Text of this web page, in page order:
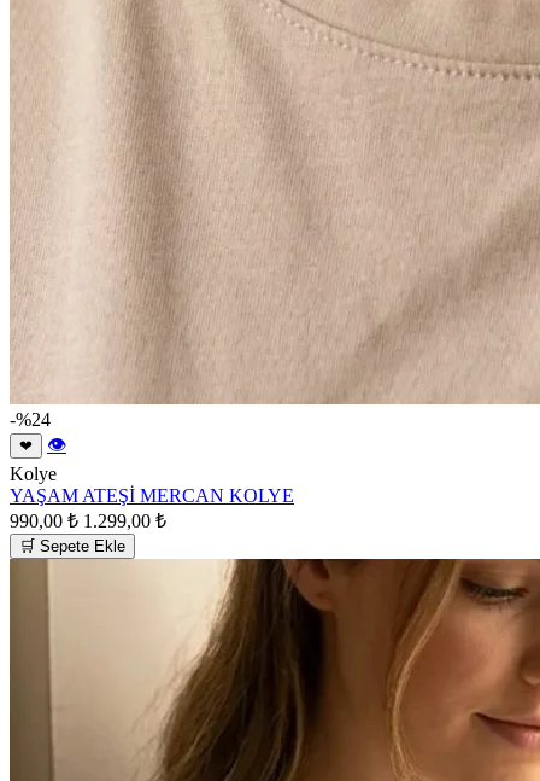
-%24
❤
👁
Kolye
YAŞAM ATEŞİ MERCAN KOLYE
990,00 ₺ 1.299,00 ₺
🛒 Sepete Ekle